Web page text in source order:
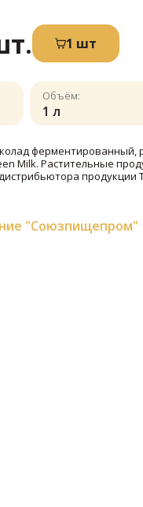
1 шт
Объём:
1 л
ферментированный,
Milk. Растительные
продукции
"Союзпищепром"